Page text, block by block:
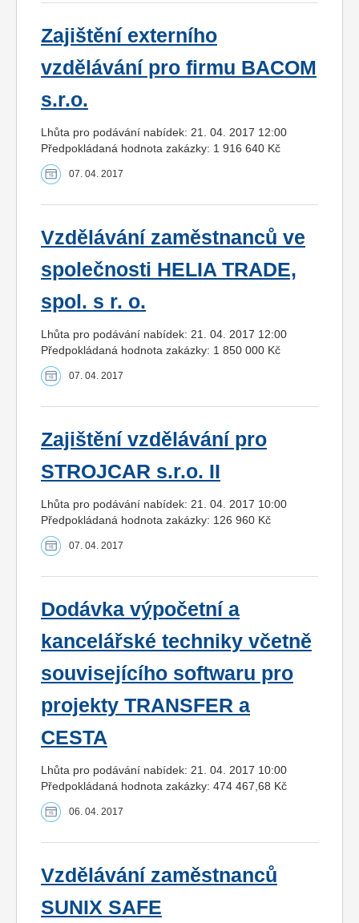
Zajištění externího
vzdělávání pro firmu BACOM
s.r.o.
Lhůta pro podávání nabídek: 21. 04. 2017 12:00
Předpokládaná hodnota zakázky: 1 916 640 Kč
07. 04. 2017
Vzdělávání zaměstnanců ve
společnosti HELIA TRADE,
spol. s r. o.
Lhůta pro podávání nabídek: 21. 04. 2017 12:00
Předpokládaná hodnota zakázky: 1 850 000 Kč
07. 04. 2017
Zajištění vzdělávání pro
STROJCAR s.r.o. II
Lhůta pro podávání nabídek: 21. 04. 2017 10:00
Předpokládaná hodnota zakázky: 126 960 Kč
07. 04. 2017
Dodávka výpočetní a
kancelářské techniky včetně
souvisejícího softwaru pro
projekty TRANSFER a
CESTA
Lhůta pro podávání nabídek: 21. 04. 2017 10:00
Předpokládaná hodnota zakázky: 474 467,68 Kč
06. 04. 2017
Vzdělávání zaměstnanců
SUNIX SAFE